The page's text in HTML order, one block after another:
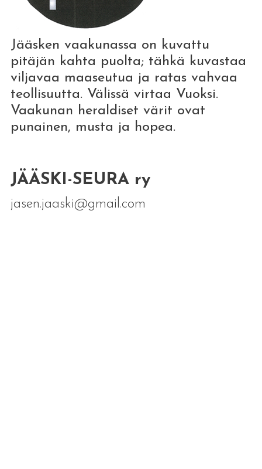
Jääsken vaakunassa on kuvattu
pitäjän kahta puolta; tähkä kuvastaa
viljavaa maaseutua ja ratas vahvaa
teollisuutta. Välissä virtaa Vuoksi.
Vaakunan heraldiset värit ovat
punainen, musta ja hopea.
JÄÄSKI-SEURA ry
jasen.jaaski@gmail.com